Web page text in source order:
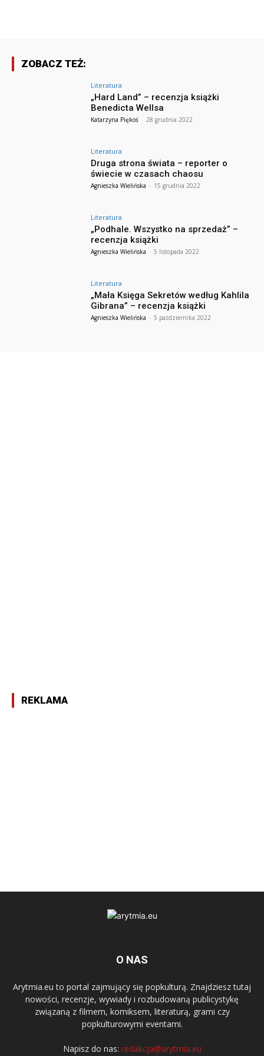
ZOBACZ TEŻ:
Literatura
„Hard Land” – recenzja książki
Benedicta Wellsa
Katarzyna Piękoś - 28 grudnia 2022
Literatura
Druga strona świata – reporter o
świecie w czasach chaosu
Agnieszka Wielińska - 15 grudnia 2022
Literatura
„Podhale. Wszystko na sprzedaż” –
recenzja książki
Agnieszka Wielińska - 5 listopada 2022
Literatura
„Mała Księga Sekretów według Kahlila
Gibrana” – recenzja książki
Agnieszka Wielińska - 5 października 2022
REKLAMA
O NAS
Arytmia.eu to portal zajmujący się popkulturą. Znajdziesz tutaj
nowości, recenzje, wywiady i rozbudowaną publicystykę
związaną z filmem, komiksem, literaturą, grami czy
popkulturowymi eventami.
Napisz do nas: redakcja@arytmia.eu